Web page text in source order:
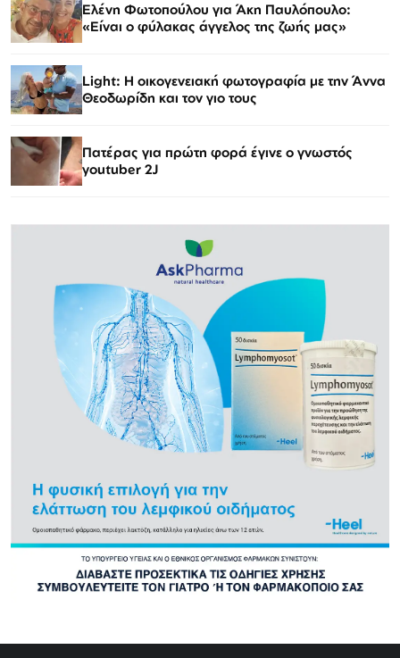
Ελένη Φωτοπούλου για Άκη Παυλόπουλο:
«Είναι ο φύλακας άγγελος της ζωής μας»
Light: Η οικογενειακή φωτογραφία με την Άννα
Θεοδωρίδη και τον γιο τους
Πατέρας για πρώτη φορά έγινε ο γνωστός
youtuber 2J